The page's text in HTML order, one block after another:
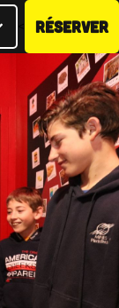
RÉSERVER